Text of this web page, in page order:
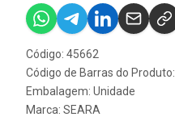
Código: 45662
Código de Barras do Produto:
Embalagem: Unidade
Marca: SEARA